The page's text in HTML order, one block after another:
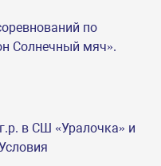
по
Солнечный мяч».
в СШ «Уралочка» и